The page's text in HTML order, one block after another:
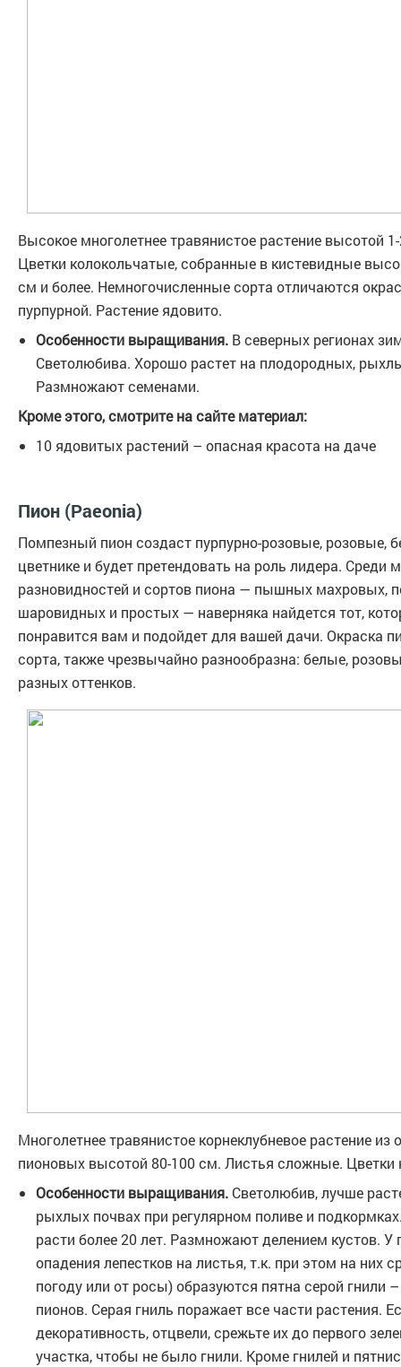
Высокое многолетнее травянистое растение высотой
Цветки колокольчатые, собранные в кистевидные
см и более. Немногочисленные сорта отличаются
пурпурной. Растение ядовито.
Особенности выращивания. В северных регионах
Светолюбива. Хорошо растет на плодородных,
Размножают семенами.
Кроме этого, смотрите на сайте материал:
10 ядовитых растений – опасная красота на даче
Пион (Paeonia)
Помпезный пион создаст пурпурно-розовые, розовые,
цветнике и будет претендовать на роль лидера. Среди
разновидностей и сортов пиона — пышных махровых,
шаровидных и простых — наверняка найдется тот,
понравится вам и подойдет для вашей дачи. Окраска
сорта, также чрезвычайно разнообразна: белые,
разных оттенков.
Многолетнее травянистое корнеклубневое растение
пионовых высотой 80-100 см. Листья сложные.
Особенности выращивания. Светолюбив, лучше
рыхлых почвах при регулярном поливе и
расти более 20 лет. Размножают делением кустов. У
опадения лепестков на листья, т.к. при этом на них
погоду или от росы) образуются пятна серой гнили
пионов. Серая гниль поражает все части растения.
декоративность, отцвели, срежьте их до первого
участка, чтобы не было гнили. Кроме гнилей и